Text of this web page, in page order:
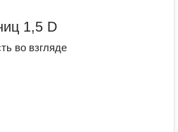
1,5 D
во взгляде